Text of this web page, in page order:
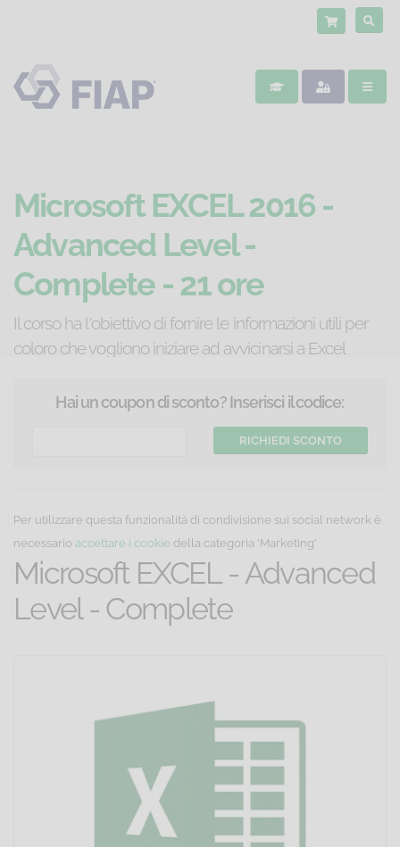
Microsoft EXCEL 2016 -
Advanced Level -
Complete - 21 ore
Il corso ha l'obiettivo di fornire le informazioni utili per
coloro che vogliono iniziare ad avvicinarsi a Excel
Hai un coupon di sconto? Inserisci il codice:
Per utilizzare questa funzionalità di condivisione sui social network è
necessario accettare i cookie della categoria 'Marketing'
Microsoft EXCEL - Advanced
Level - Complete